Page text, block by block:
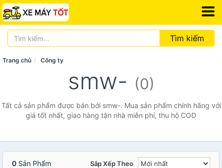
Tìm kiếm
Trang chủ Công ty
smw- (0)
Tất cả sản phẩm được bán bởi smw-. Mua sản phẩm chính hãng với
giá tốt nhất, giao hàng tận nhà miễn phí, thu hộ COD
0 Sản Phẩm Sắp Xếp Theo